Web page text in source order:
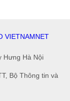
Hưng Hà Nội
Bộ Thông tin và